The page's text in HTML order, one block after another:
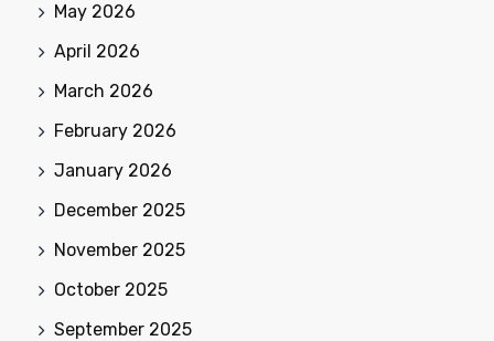
May 2026
April 2026
March 2026
February 2026
January 2026
December 2025
November 2025
October 2025
September 2025